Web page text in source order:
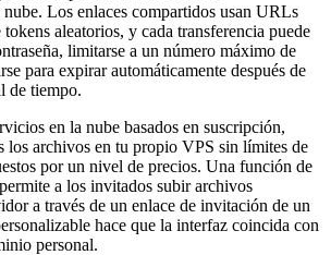
Los enlaces compartidos usan URLs
aleatorios, y cada transferencia puede
limitarse a un número máximo de
para expirar automáticamente después de
de tiempo.
en la nube basados en suscripción,
los archivos en tu propio VPS sin límites de
por un nivel de precios. Una función de
a los invitados subir archivos
a través de un enlace de invitación de un
hace que la interfaz coincida con
personal.